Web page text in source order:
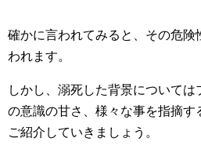
確かに言われてみると、その危険
われます。
しかし、溺死した背景について
の意識の甘さ、様々な事を指摘す
ご紹介していきましょう。